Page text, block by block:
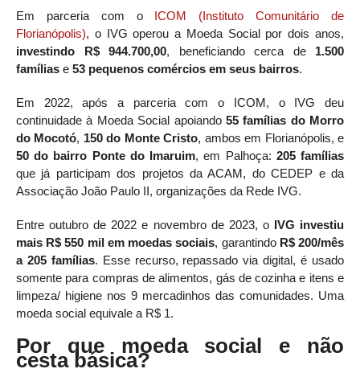
Em parceria com o ICOM (Instituto Comunitário de
Florianópolis), o IVG operou a Moeda Social por dois anos,
investindo R$ 944.700,00, beneficiando cerca de 1.500
famílias e 53 pequenos comércios em seus bairros.
Em 2022, após a parceria com o ICOM, o IVG deu
continuidade à Moeda Social apoiando 55 famílias do Morro
do Mocotó, 150 do Monte Cristo, ambos em Florianópolis, e
50 do bairro Ponte do Imaruim, em Palhoça: 205 famílias
que já participam dos projetos da ACAM, do CEDEP e da
Associação João Paulo II, organizações da Rede IVG.
Entre outubro de 2022 e novembro de 2023, o IVG investiu
mais R$ 550 mil em moedas sociais, garantindo R$ 200/mês
a 205 famílias. Esse recurso, repassado via digital, é usado
somente para compras de alimentos, gás de cozinha e itens e
limpeza/ higiene nos 9 mercadinhos das comunidades. Uma
moeda social equivale a R$ 1.
Por que moeda social e não
cesta básica?